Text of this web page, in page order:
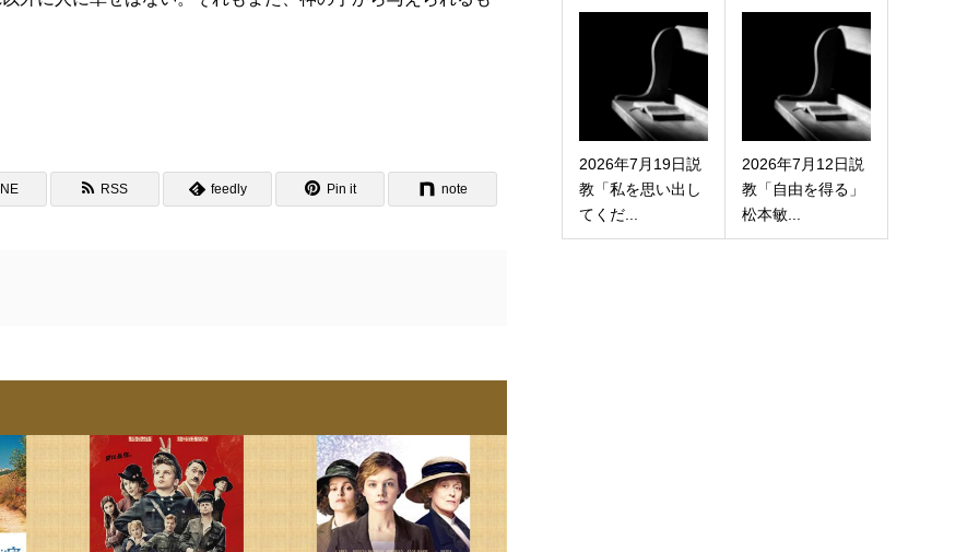
RSS feedly Pin it note
2026年7月19日説
教「私を思い出し
てくだ...
2026年7月12日説
教「自由を得る」
松本敏...